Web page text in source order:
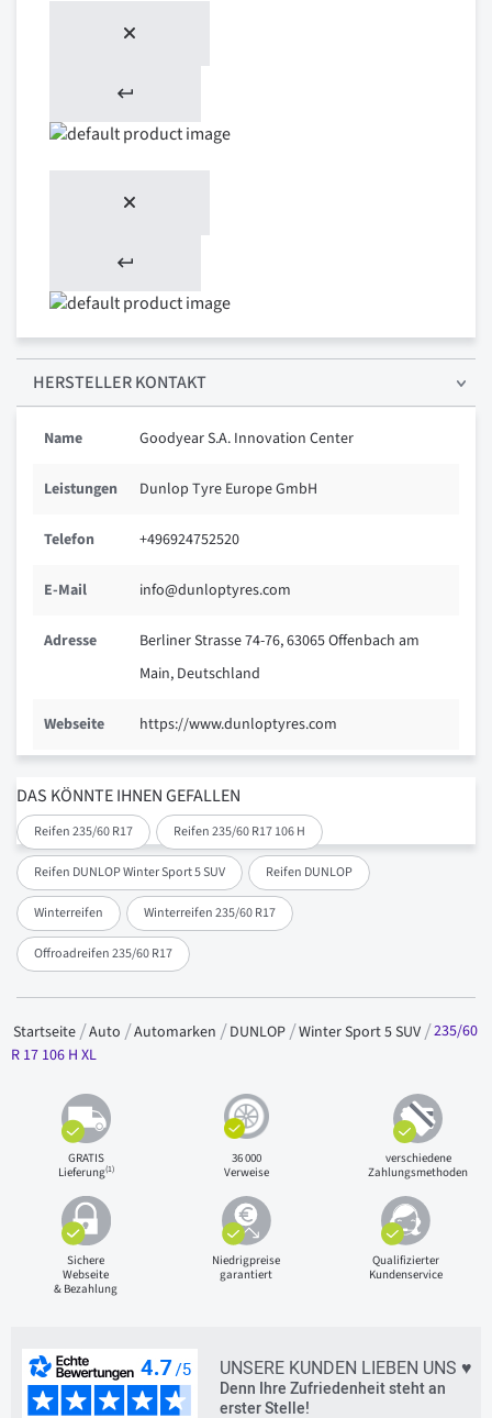
DAS KÖNNTE IHNEN GEFALLEN
Reifen 235/60 R17 Reifen 235/60 R17 106 H
Reifen DUNLOP Winter Sport 5 SUV Reifen DUNLOP
Winterreifen Winterreifen 235/60 R17
Offroadreifen 235/60 R17
HERSTELLER KONTAKT
Name Goodyear S.A. Innovation Center
Leistungen Dunlop Tyre Europe GmbH
Telefon +496924752520
E-Mail info@dunloptyres.com
Adresse
Berliner Strasse 74-76, 63065 Offenbach am
Main, Deutschland
Webseite https://www.dunloptyres.com
Startseite Auto Automarken DUNLOP Winter Sport 5 SUV 235/60
R 17 106 H XL
GRATIS
Lieferung(1)
36 000
Verweise
verschiedene
Zahlungsmethoden
Sichere
Webseite
& Bezahlung
Niedrigpreise
garantiert
Qualifizierter
Kundenservice
UNSERE KUNDEN LIEBEN UNS ♥
Denn Ihre Zufriedenheit steht an
erster Stelle!